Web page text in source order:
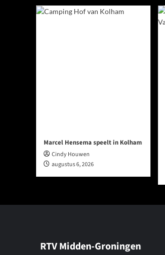
Marcel Hensema speelt in Kolham
Cindy Houwen
augustus 6, 2026
RTV Midden-Groningen